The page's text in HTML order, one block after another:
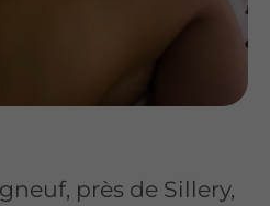
près de Sillery,